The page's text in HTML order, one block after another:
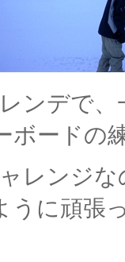
ンデで
ボードの
レンジ
うに頑張